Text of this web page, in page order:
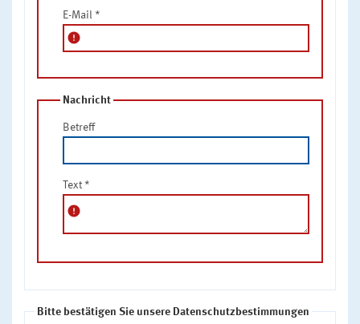
E-Mail *
error
Nachricht
Betreff
Text *
error
Bitte bestätigen Sie unsere Datenschutzbestimmungen